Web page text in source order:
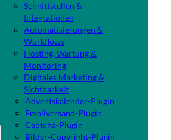
Schnittstellen &
Integrationen
Automatisierungen &
Workflows
Hosting, Wartung &
Monitoring
Digitales Marketing &
Sichtbarkeit
Adventskalender-Plugin
Emailversand-Plugin
Captcha-Plugin
Bilder-Copyright-Plugin